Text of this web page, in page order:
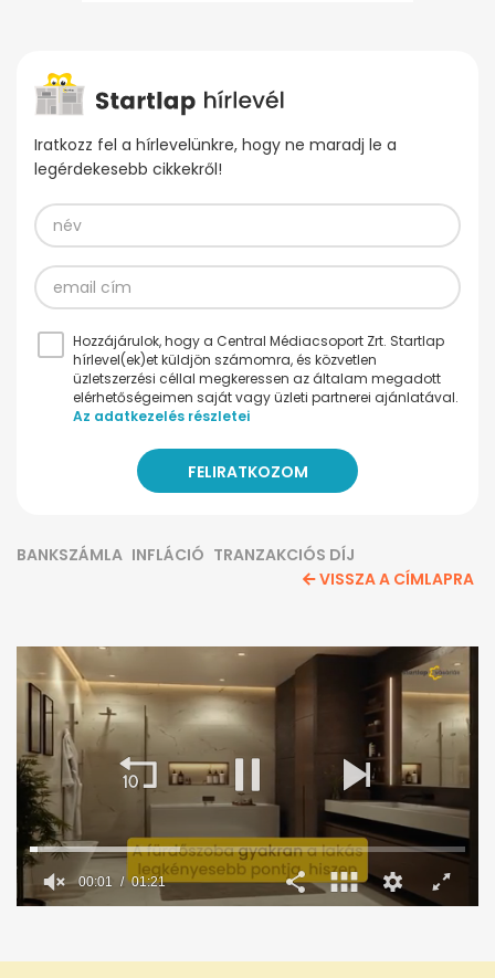
Iratkozz fel a hírlevelünkre, hogy ne maradj le a
legérdekesebb cikkekről!
Hozzájárulok, hogy a Central Médiacsoport Zrt. Startlap
hírlevel(ek)et küldjön számomra, és közvetlen
üzletszerzési céllal megkeressen az általam megadott
elérhetőségeimen saját vagy üzleti partnerei ajánlatával.
Az adatkezelés részletei
BANKSZÁMLA INFLÁCIÓ TRANZAKCIÓS DÍJ
VISSZA A CÍMLAPRA
1